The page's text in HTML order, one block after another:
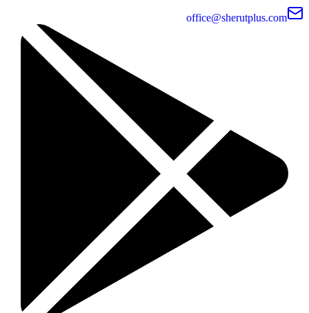
office@sherutplus.com